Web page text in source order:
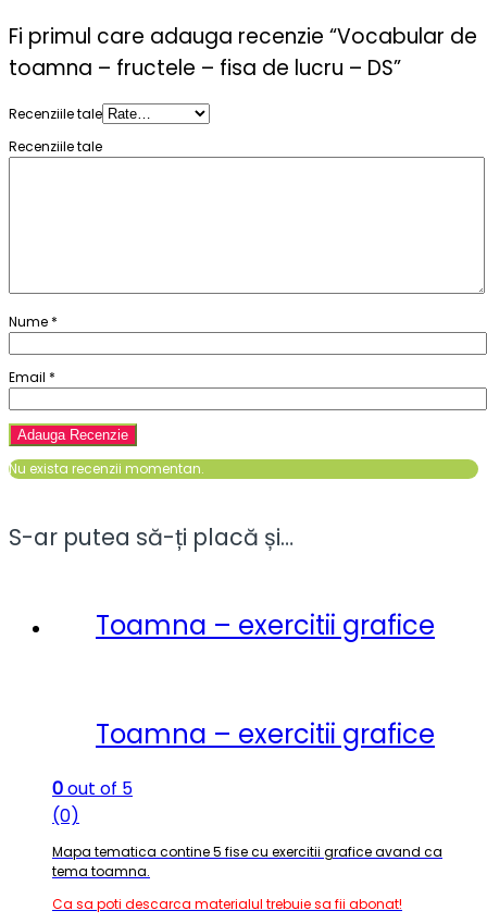
Fi primul care adauga recenzie “Vocabular de
toamna – fructele – fisa de lucru – DS”
Recenziile tale
Recenziile tale
Nume *
Email *
Nu exista recenzii momentan.
S-ar putea să-ți placă și…
Toamna – exercitii grafice
Toamna – exercitii grafice
0out of 5
(0)
Mapa tematica contine 5 fise cu exercitii grafice avand ca
tema toamna.
Ca sa poti descarca materialul trebuie sa fii abonat!